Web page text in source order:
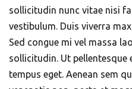
sollicitudin nunc vitae nisi
vestibulum. Duis viverra
Sed congue mi vel massa
sollicitudin. Ut pellentesque
tempus eget. Aenean sem